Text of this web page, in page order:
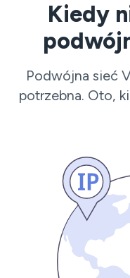
Kiedy
Podwójna sieć
potrzebna. Oto,